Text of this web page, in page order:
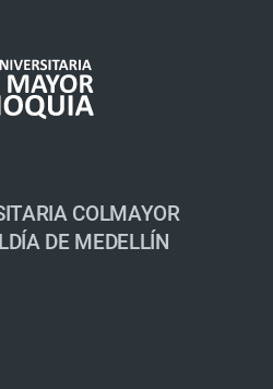
COLMAYOR
DE MEDELLÍN